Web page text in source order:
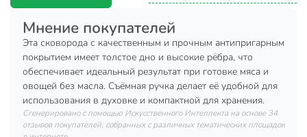
Удобная съемная ручка — экономит место, подходит
для духовки, отличный вариант для подарка или
выездов на природу
Сковорода-гриль литая алюминиевая 28 см от Нева
Металл Посуда (серия Байкал, артикул 254028G) —
оптимальный выбор для тех, кто ищет, какую сковороду-
гриль купить для мяса, рыбы, курицы. Благодаря
рифленому дну и глубокой форме (высота борта 60 мм)
Мнение покупателей
Эта сковорода с качественным и прочным антипригарным
покрытием имеет толстое дно и высокие рёбра, что
обеспечивает идеальный результат при готовке мяса и
овощей без масла. Съёмная ручка делает её удобной для
использования в духовке и компактной для хранения.
Сгенерировано с помощью Искусственного Интеллекта на основе 34
отзывов покупателей, собранных с различных тематических площадок